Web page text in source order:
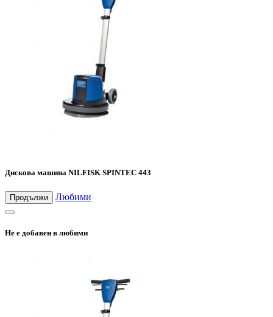
Дискова машина NILFISK SPINTEC 443
Продължи Любими
Не е добавен в любими